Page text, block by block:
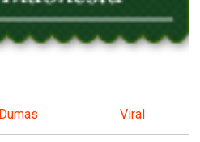
Dumas Viral